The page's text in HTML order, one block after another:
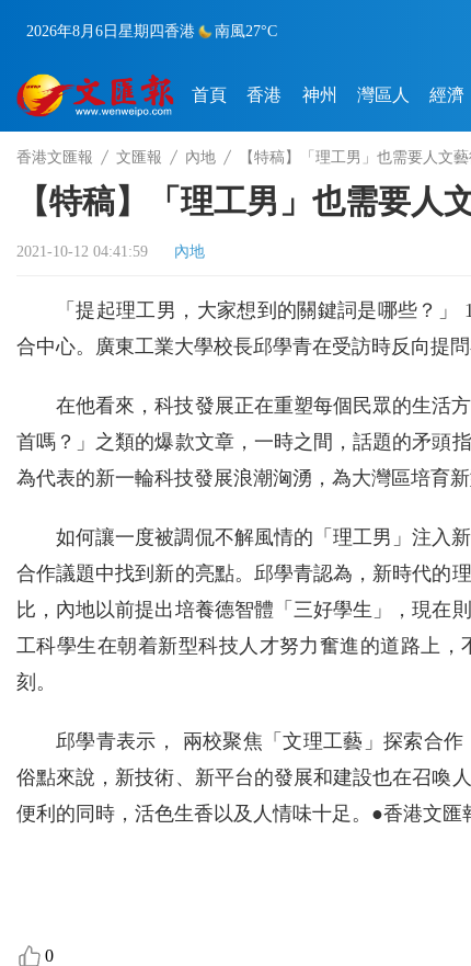
2026年8月6日 星期四香港 南風27°C
首頁 香港 神州 灣區人 經濟
香港文匯報 文匯報 內地 【特稿】「理工男」也需要人文
【特稿】「理工男」也需要人
2021-10-12 04:41:59 內地
「提起理工男，大家想到的關鍵詞是哪些？
合中心。廣東工業大學校長邱學青在受訪時反向提問
在他看來，科技發展正在重塑每個民眾的生活
首嗎？」之類的爆款文章，一時之間，話題的矛頭
為代表的新一輪科技發展浪潮洶湧，為大灣區培育
如何讓一度被調侃不解風情的「理工男」注入
合作議題中找到新的亮點。邱學青認為，新時代的
比，內地以前提出培養德智體「三好學生」，現在
工科學生在朝着新型科技人才努力奮進的道路上
刻。
邱學青表示， 兩校聚焦「文理工藝」探索合
俗點來說，新技術、新平台的發展和建設也在召喚
便利的同時，活色生香以及人情味十足。●香港文匯
0